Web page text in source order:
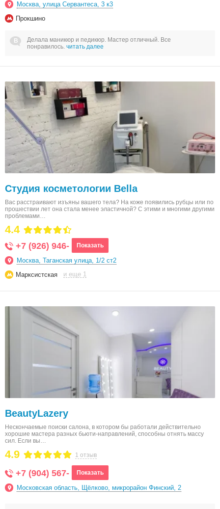
Москва, улица Сервантеса, 3 к3
Прокшино
Делала маникюр и педикюр. Мастер отличный. Все
понравилось. читать далее
Студия косметологии Bella
Вас расстраивают изъяны вашего тела? На коже появились рубцы или по
прошествии лет она стала менее эластичной? С этими и многими другими
проблемами…
4.4
+7 (926) 946- Показать
Москва, Таганская улица, 1/2 ст2
Марксистская
и еще 1
BeautyLazery
Нескончаемые поиски салона, в котором бы работали действительно
хорошие мастера разных бьюти-направлений, способны отнять массу
сил. Если вы…
1 отзыв
4.9
+7 (904) 567- Показать
Московская область, Щёлково, микрорайон Финский, 2